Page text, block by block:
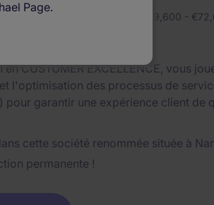
Page.
€3,300 - €6,000 per month (€39,600 -
CUSTOMER EXCELLENCE, vous
l'optimisation des processus de
garantir une expérience client de
cette société renommée située à
permanente !